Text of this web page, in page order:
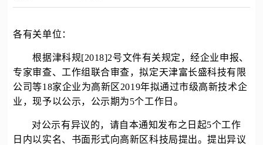
各有关单位：
根据津科规[2018]2号文件有关规定，经企业申报、
专家审查、工作组联合审查，拟定天津富长盛科技有限
公司等18家企业为高新区2019年拟通过市级高新技术企
业 ，现予以公示，公示期为5个工作日。
对公示有异议的，请自本通知发布之日起5个工作
日内以实名、书面形式向高新区科技局提出。提出异议